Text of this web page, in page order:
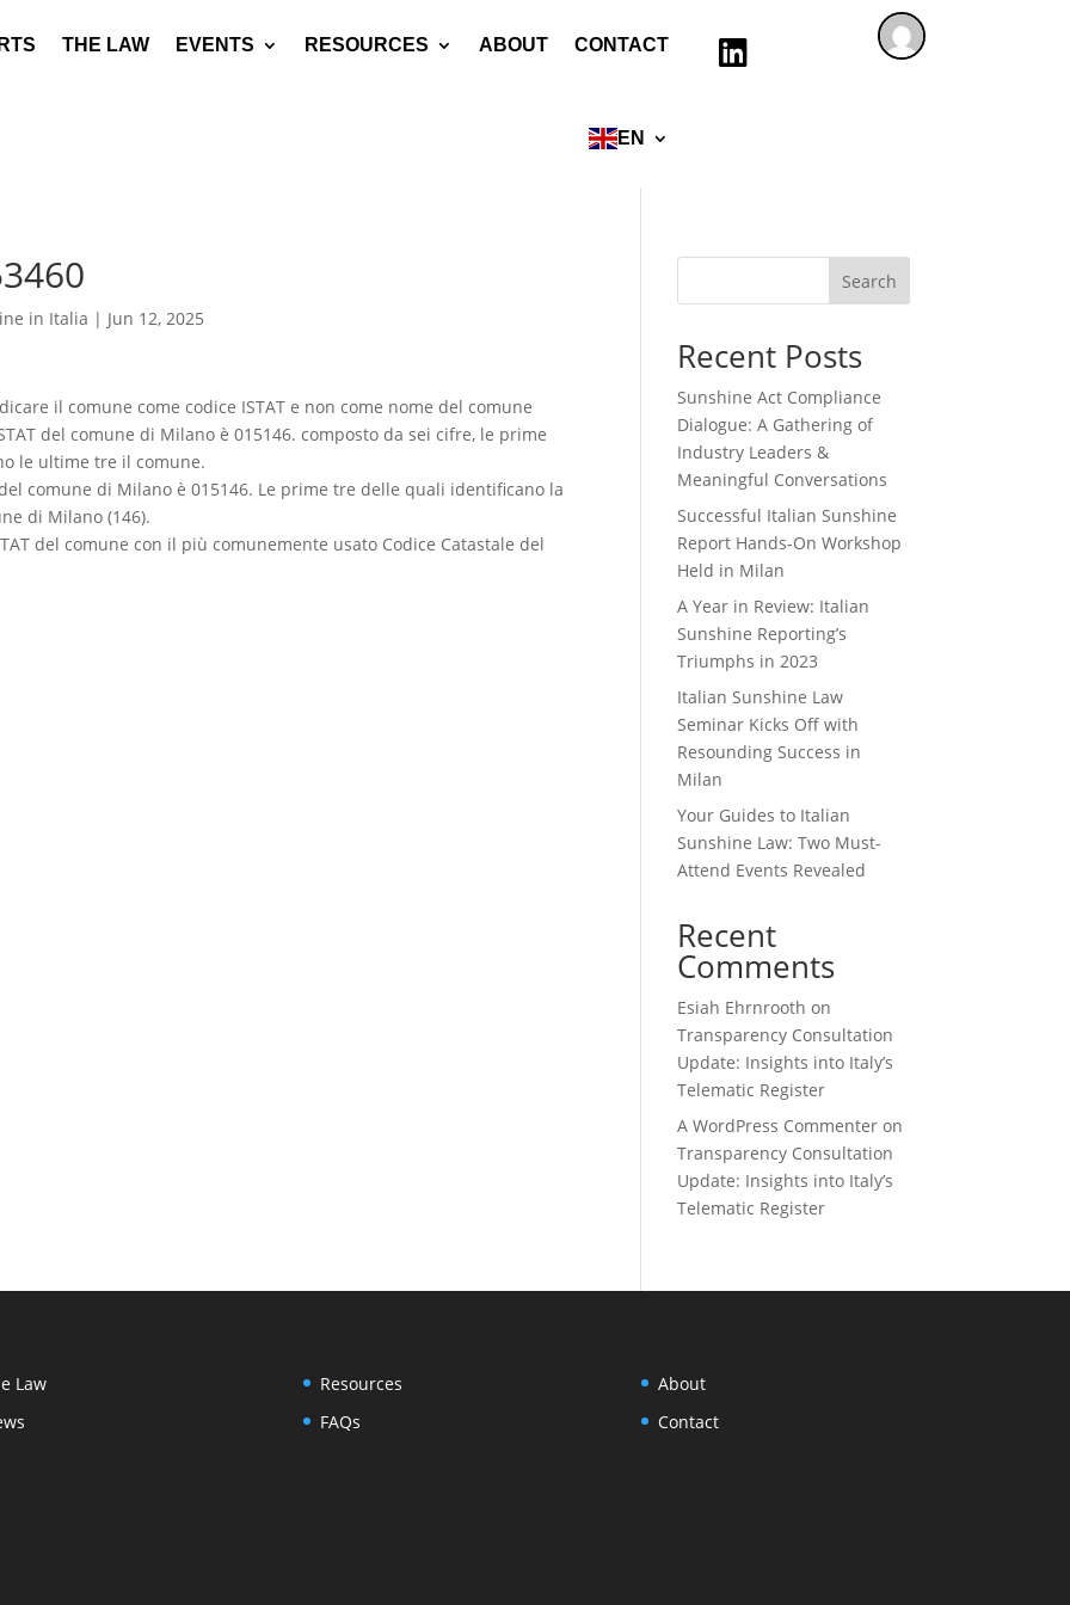
THE LAW EVENTS RESOURCES ABOUT CONTACT
EN

in Italia | Jun 12, 2025
il comune come codice ISTAT e non come nome del comune
del comune di Milano è 015146. composto da sei cifre, le prime
le ultime tre il comune.
comune di Milano è 015146. Le prime tre delle quali identificano la
di Milano (146).
del comune con il più comunemente usato Codice Catastale del
Search
Recent Posts
Sunshine Act Compliance
Dialogue: A Gathering of
Industry Leaders &
Meaningful Conversations
Successful Italian Sunshine
Report Hands-On Workshop
Held in Milan
A Year in Review: Italian
Sunshine Reporting’s
Triumphs in 2023
Italian Sunshine Law
Seminar Kicks Off with
Resounding Success in
Milan
Your Guides to Italian
Sunshine Law: Two Must-
Attend Events Revealed
Recent
Comments
Esiah Ehrnrooth on
Transparency Consultation
Update: Insights into Italy’s
Telematic Register
A WordPress Commenter on
Transparency Consultation
Update: Insights into Italy’s
Telematic Register
Law
Resources
FAQs
About
Contact